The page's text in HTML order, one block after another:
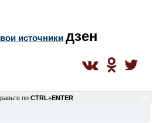
источники дзен
по CTRL+ENTER